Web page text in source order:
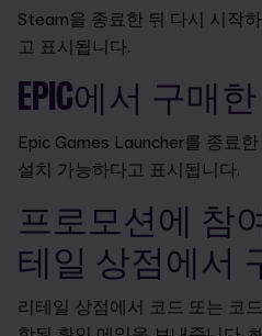
Steam을 종료한 뒤 다시 시작
고 표시됩니다.
EPIC에서 구매
Epic Games Launcher를 종료
설치 가능하다고 표시됩니다.
프로모션에 참
테일 상점에서
리테일 상점에서 코드 또는 코